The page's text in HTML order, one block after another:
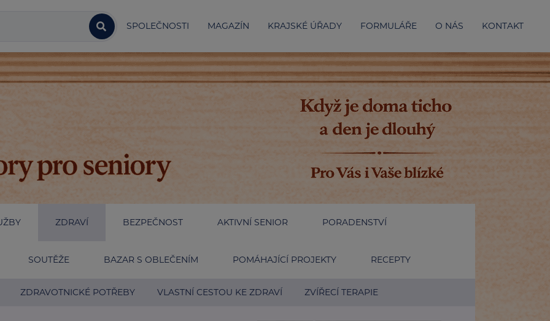
SPOLEČNOSTI MAGAZÍN KRAJSKÉ ÚŘADY FORMULÁŘE O NÁS KONTAKT
ZDRAVÍ BEZPEČNOST AKTIVNÍ SENIOR PORADENSTVÍ
SOUTĚŽE BAZAR S OBLEČENÍM POMÁHAJÍCÍ PROJEKTY RECEPTY
ZDRAVOTNICKÉ POTŘEBY VLASTNÍ CESTOU KE ZDRAVÍ ZVÍŘECÍ TERAPIE